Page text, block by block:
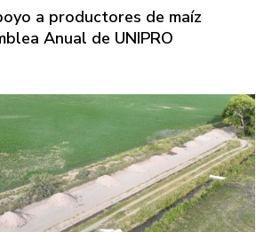
a productores de maíz
Anual de UNIPRO